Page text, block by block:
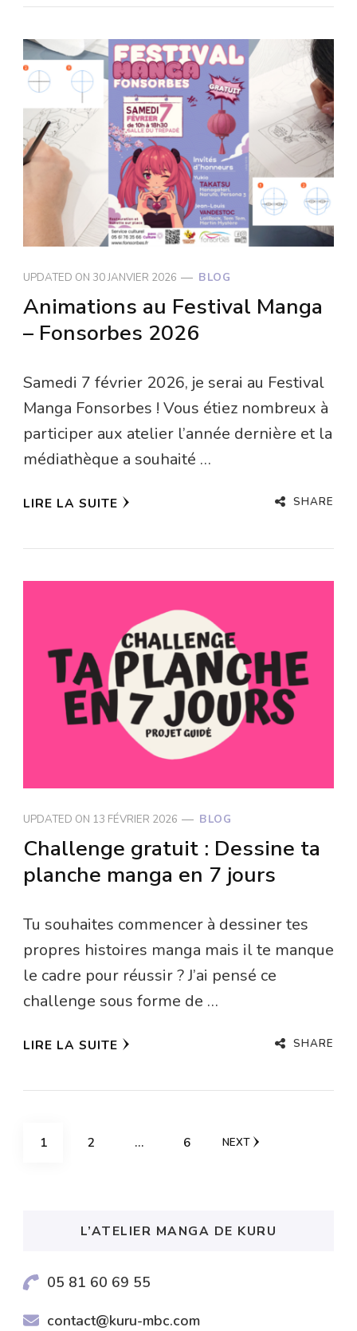
UPDATED ON 30 JANVIER 2026 BLOG
Animations au Festival Manga
– Fonsorbes 2026
Samedi 7 février 2026, je serai au Festival
Manga Fonsorbes ! Vous étiez nombreux à
participer aux atelier l’année dernière et la
médiathèque a souhaité …
LIRE LA SUITE SHARE
UPDATED ON 13 FÉVRIER 2026 BLOG
Challenge gratuit : Dessine ta
planche manga en 7 jours
Tu souhaites commencer à dessiner tes
propres histoires manga mais il te manque
le cadre pour réussir ? J’ai pensé ce
challenge sous forme de …
LIRE LA SUITE SHARE
Pagination
PAGE
1 PAGE
2 … PAGE
6 NEXT
L’ATELIER MANGA DE KURU
05 81 60 69 55
contact@kuru-mbc.com